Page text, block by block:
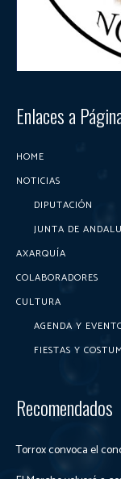
Enlaces a
HOME
NOTICIAS
DIPUTACIÓN
JUNTA DE
AXARQUÍA
COLABORADORES
CULTURA
AGENDA Y
FIESTAS Y
Recomendados
Torrox convoca el